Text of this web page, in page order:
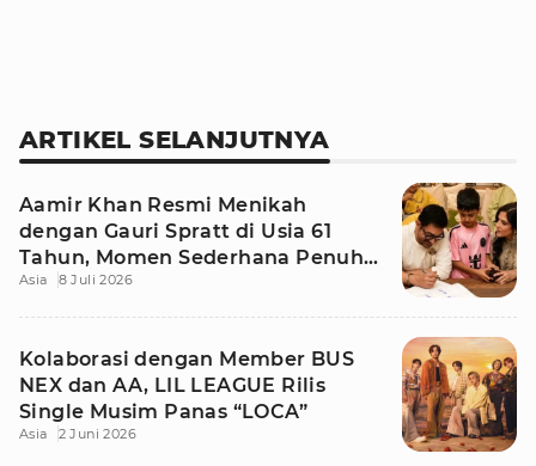
ARTIKEL SELANJUTNYA
Aamir Khan Resmi Menikah
dengan Gauri Spratt di Usia 61
Tahun, Momen Sederhana Penuh
Kehangatan
Asia 8 Juli 2026
Kolaborasi dengan Member BUS
NEX dan AA, LIL LEAGUE Rilis
Single Musim Panas “LOCA”
Asia 2 Juni 2026